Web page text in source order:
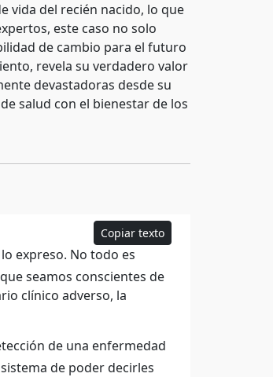
vida del recién nacido, lo que
este caso no solo
de cambio para el futuro
revela su verdadero valor
devastadoras desde su
salud con el bienestar de los
Copiar texto
expreso. No todo es
seamos conscientes de
clínico adverso, la
de una enfermedad
de poder decirles